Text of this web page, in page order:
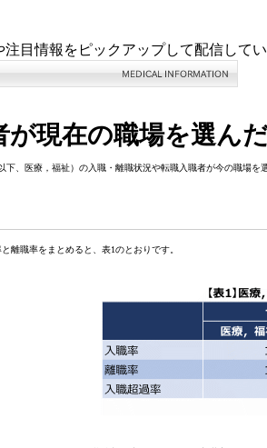
目情報をピックアップして配信してい
が現在の職場を選ん
、医療，福祉）の入職・離職状況や転職入職者が今の職場を
離職率をまとめると、表1のとおりです。